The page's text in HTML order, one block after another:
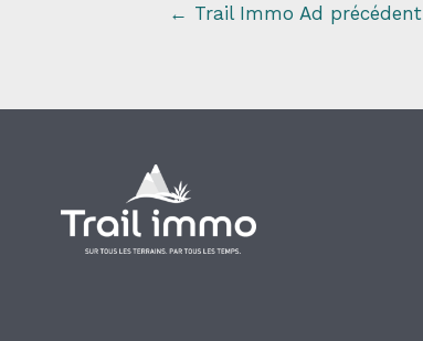
← Trail Immo Ad précédent